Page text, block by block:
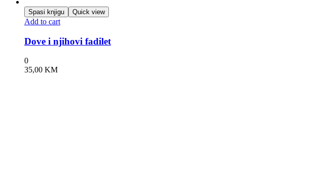
Spasi knjigu Quick view
Add to cart
Dove i njihovi fadilet
0
35,00 KM